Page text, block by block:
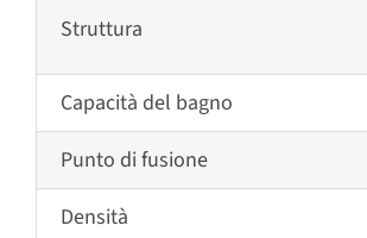
Struttura
Capacità del bagno
Punto di fusione
Densità